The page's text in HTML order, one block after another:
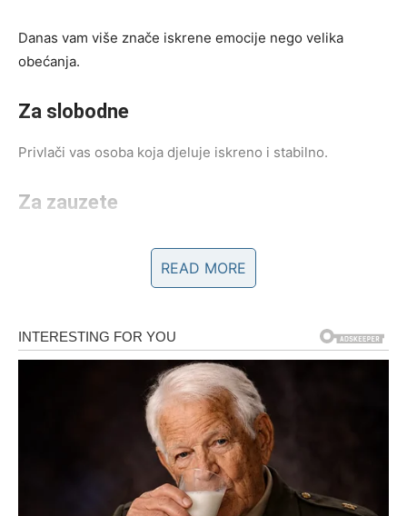
Danas vam više znače iskrene emocije nego velika
obećanja.
Za slobodne
Privlači vas osoba koja djeluje iskreno i stabilno.
Za zauzete
Pred vama su emotivni trenuci.
Jedna poruka mogla bi promijeniti mnogo toga.
Neko konačno skuplja hrabrost da pokaže emocije.
READ MORE